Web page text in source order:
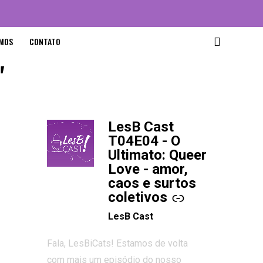
CONTATO
LesB Cast
T04E04 - O
Ultimato: Queer
Love - amor,
caos e surtos
coletivos
-
LesB Cast
Fala, LesBiCats! Estamos de volta
com mais um episódio do nosso